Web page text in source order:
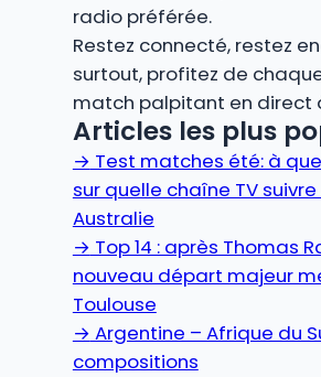
radio préférée.
Restez connecté, restez
surtout, profitez de
match palpitant en direct
Articles les plus
→ Test matches été: à
sur quelle chaîne TV
Australie
→ Top 14 : après Thomas
nouveau départ majeur
Toulouse
→ Argentine – Afrique du
compositions